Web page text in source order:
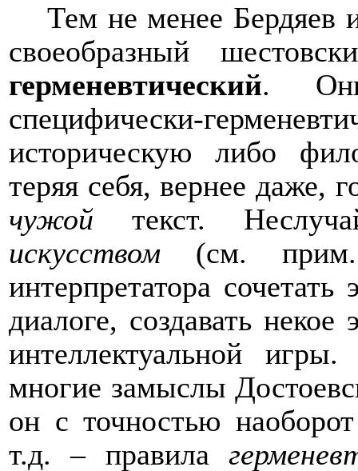
Тем не менее Бердяев
своеобразный
герменевтический.
специфически-
историческую либо
теряя себя, вернее даже,
чужой текст.
искусством (см.
интерпретатора
диалоге, создавать
интеллектуальной
многие замыслы
он с точностью
т.д. – правила